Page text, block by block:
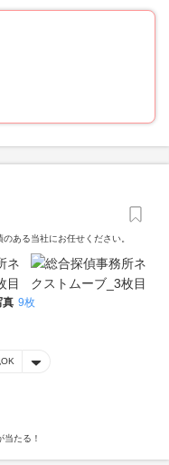
ある当社にお任せください。
真 9枚
たる！